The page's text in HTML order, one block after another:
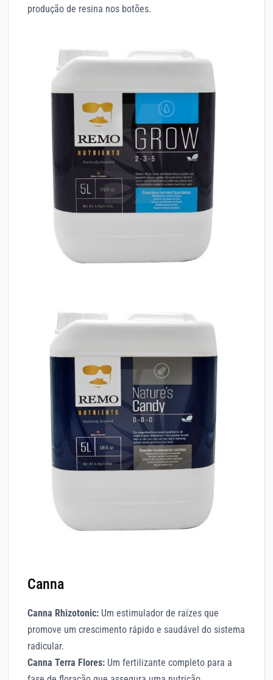
produção de resina nos botões.
Canna
Canna Rhizotonic: Um estimulador de raízes que
promove um crescimento rápido e saudável do sistema
radicular.
Canna Terra Flores: Um fertilizante completo para a